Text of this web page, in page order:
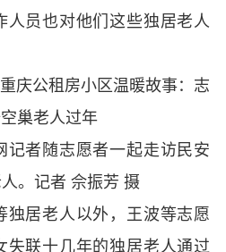
人员也对他们这些独居老人
者随志愿者一起走访民安
。记者 佘振芳 摄
居老人以外，王波等志愿
失联十几年的独居老人通过